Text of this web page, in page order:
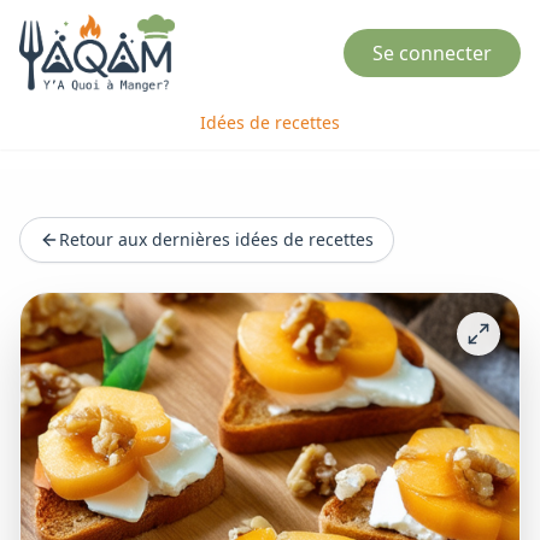
Se connecter
Idées de recettes
Retour aux dernières idées de recettes